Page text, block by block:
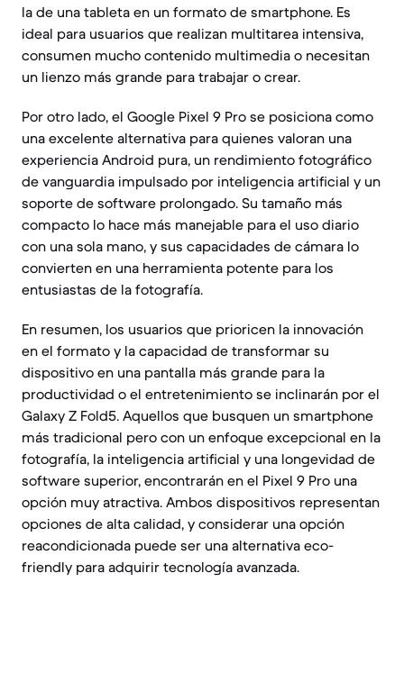
la de una tableta en un formato de smartphone. Es
ideal para usuarios que realizan multitarea intensiva,
consumen mucho contenido multimedia o necesitan
un lienzo más grande para trabajar o crear.
Por otro lado, el Google Pixel 9 Pro se posiciona como
una excelente alternativa para quienes valoran una
experiencia Android pura, un rendimiento fotográfico
de vanguardia impulsado por inteligencia artificial y un
soporte de software prolongado. Su tamaño más
compacto lo hace más manejable para el uso diario
con una sola mano, y sus capacidades de cámara lo
convierten en una herramienta potente para los
entusiastas de la fotografía.
En resumen, los usuarios que prioricen la innovación
en el formato y la capacidad de transformar su
dispositivo en una pantalla más grande para la
productividad o el entretenimiento se inclinarán por el
Galaxy Z Fold5. Aquellos que busquen un smartphone
más tradicional pero con un enfoque excepcional en la
fotografía, la inteligencia artificial y una longevidad de
software superior, encontrarán en el Pixel 9 Pro una
opción muy atractiva. Ambos dispositivos representan
opciones de alta calidad, y considerar una opción
reacondicionada puede ser una alternativa eco-
friendly para adquirir tecnología avanzada.